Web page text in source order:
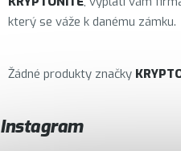
Moje objednávka
který se váže k danému zámku.
Žádné produkty značky
Instagram